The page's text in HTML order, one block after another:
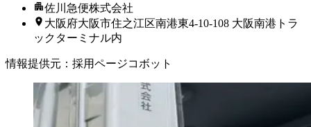
佐川急便株式会社
大阪府大阪市住之江区南港東4-10-108 大阪南港トラ
ックターミナル内
情報提供元 ： 採用ページコボット